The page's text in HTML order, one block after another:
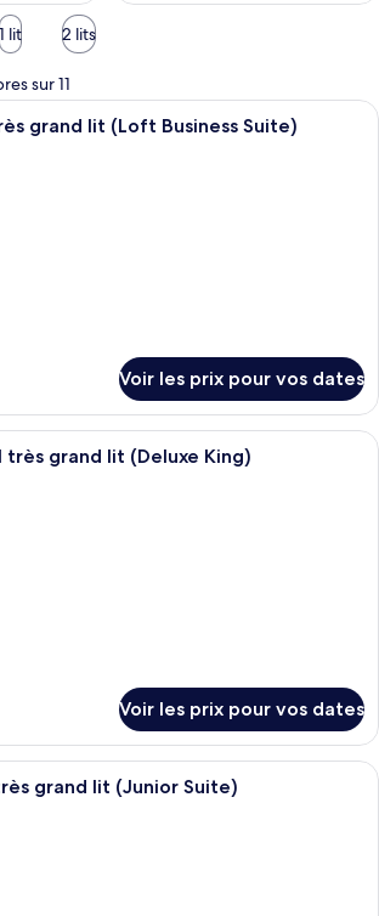
1 lit 2 lits
sur 11
Une chambre d’hôtel moderne
grand lit (Loft Business Suite)
Voir les prix pour vos dates
Une chambre d’hôtel moderne
très grand lit (Deluxe King)
Voir les prix pour vos dates
Une chambre d’hôtel moderne
grand lit (Junior Suite)